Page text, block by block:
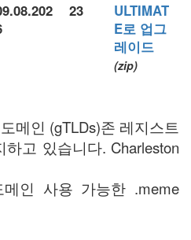
23
ULTIMAT
E로 업그
레이드
(zip)
메인 (gTLDs)존 레지스트
하고 있습니다. Charleston
인 사용 가능한 .meme